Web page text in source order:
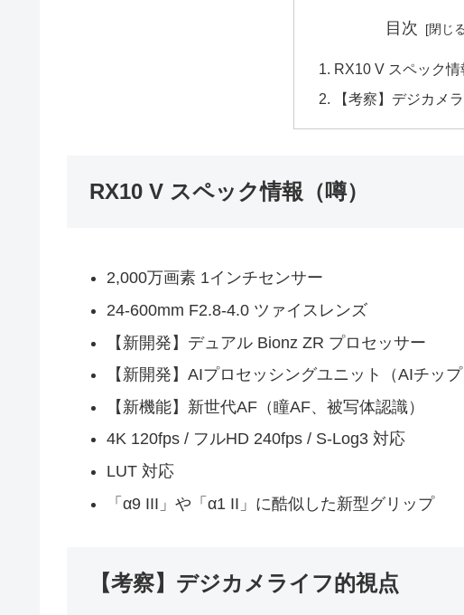
目次
RX10 V スペック情
【考察】デジカメ
RX10 V スペック情報（噂）
2,000万画素 1インチセンサー
24-600mm F2.8-4.0 ツァイスレンズ
【新開発】デュアル Bionz ZR プロセッサー
【新開発】AIプロセッシングユニット（AIチップ
【新機能】新世代AF（瞳AF、被写体認識）
4K 120fps / フルHD 240fps / S-Log3 対応
LUT 対応
「α9 III」や「α1 II」に酷似した新型グリップ
【考察】デジカメライフ的視点